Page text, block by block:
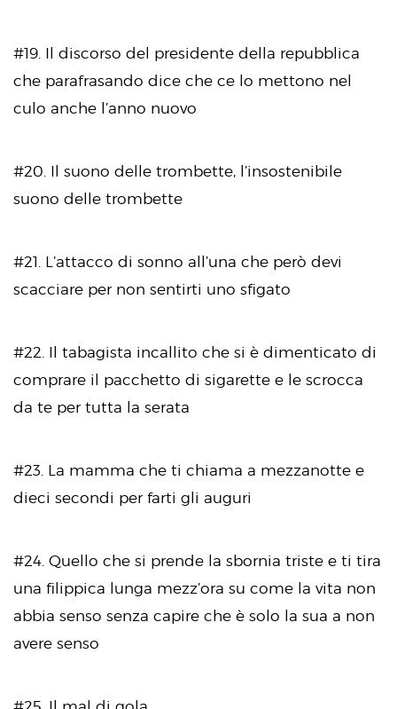
#19. Il discorso del presidente della repubblica
che parafrasando dice che ce lo mettono nel
culo anche l’anno nuovo
#20. Il suono delle trombette, l’insostenibile
suono delle trombette
#21. L’attacco di sonno all’una che però devi
scacciare per non sentirti uno sfigato
#22. Il tabagista incallito che si è dimenticato di
comprare il pacchetto di sigarette e le scrocca
da te per tutta la serata
#23. La mamma che ti chiama a mezzanotte e
dieci secondi per farti gli auguri
#24. Quello che si prende la sbornia triste e ti tira
una filippica lunga mezz’ora su come la vita non
abbia senso senza capire che è solo la sua a non
avere senso